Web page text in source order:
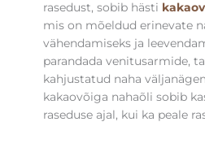
rasedust, sobib hästi
mis on mõeldud erinevate
vähendamiseks ja
parandada venitusarmide,
kahjustatud naha
kakaovõiga nahaõli sobib
raseduse ajal, kui ka peale